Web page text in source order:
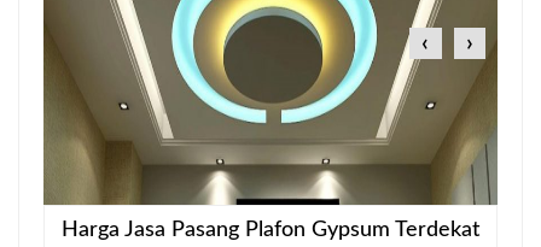
Harga Jasa Pasang Plafon Gypsum Terdekat
‹ ›